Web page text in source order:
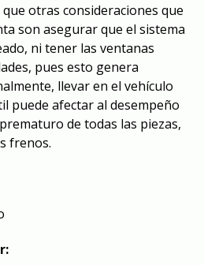
otras consideraciones que
son asegurar que el sistema
ni tener las ventanas
pues esto genera
llevar en el vehículo
puede afectar al desempeño
de todas las piezas,
frenos.